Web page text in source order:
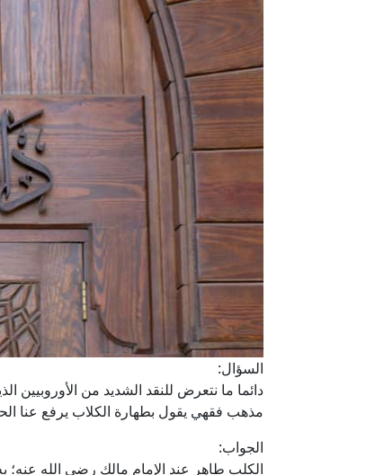
السؤال:
دائما ما نتعرض للنقد الشديد من الأوروبيين
مذهب فقهي يقول بطهارة الكلاب يرفع عنا
الجواب:
الكلب طاهر عند الإمام مالك رضي الله عنه؛